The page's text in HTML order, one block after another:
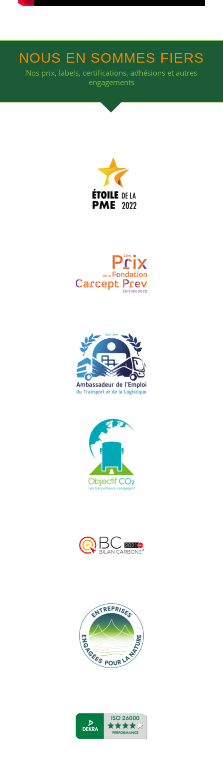
NOUS EN SOMMES FIERS
Nos prix, labels, certifications, adhésions et autres
engagements